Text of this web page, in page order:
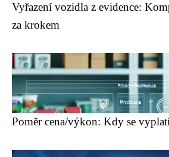
Vyřazení vozidla z evidence:
za krokem
Poměr cena/výkon: Kdy se